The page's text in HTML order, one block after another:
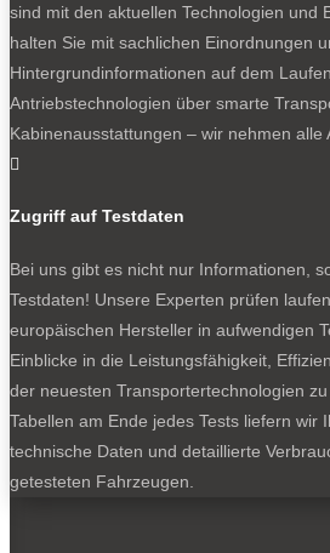
Handelsbetriebe. Dazu gehört mehr
Datenübermittlung, denn das
leisten. Sie unterstützen zum
Reparaturen mit
Transporter möglichst schnell
kommen – eine beruhigende
Betrieb vor Ort.
Auf der Videowand: der Stand
Reparaturzeiten
sind mit den aktuellen Technologien und
halten Sie mit sachlichen Einordnungen
Hintergrundinformationen auf dem
Antriebstechnologien über smarte
Kabinenausstattungen – wir nehmen alle

Zugriff auf Testdaten
Bei uns gibt es nicht nur Informationen,
Testdaten! Unsere Experten prüfen
europäischen Hersteller in aufwendigen
Einblicke in die Leistungsfähigkeit,
der neuesten Transportertechnologien
Tabellen am Ende jedes Tests liefern wir
technische Daten und detaillierte
getesteten Fahrzeugen.